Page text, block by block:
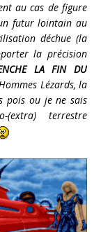
au cas de figure
futur lointain au
déchue (la
la précision
LA FIN DU
Lézards, la
pois ou je ne sais
(extra) terrestre